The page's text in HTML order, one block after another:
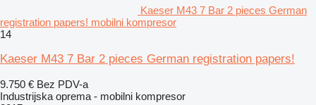
Kaeser M43 7 Bar 2 pieces German
registration papers! mobilni kompresor
14
Kaeser M43 7 Bar 2 pieces German registration papers!
9.750 € Bez PDV-a
Industrijska oprema - mobilni kompresor